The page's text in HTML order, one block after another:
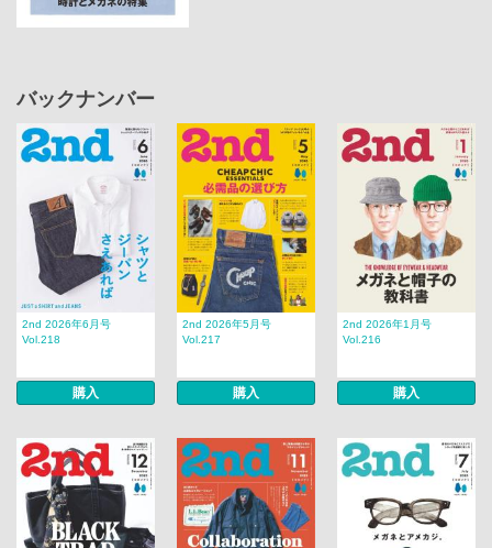
バックナンバー
2nd 2026年6月号
Vol.218
購入
2nd 2026年5月号
Vol.217
購入
2nd 2026年1月号
Vol.216
購入